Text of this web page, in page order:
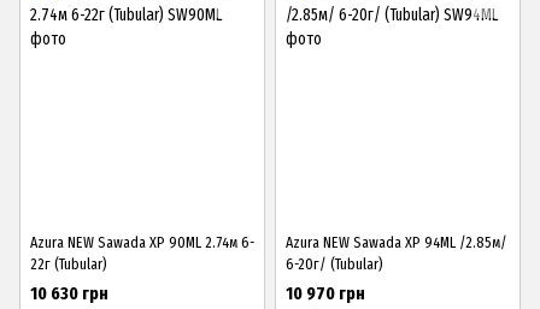
Azura NEW Sawada ХР 90ML 2.74м 6-
22г (Tubular)
10 630 грн
Azura NEW Sawada ХР 94ML /2.85м/
6-20г/ (Tubular)
10 970 грн